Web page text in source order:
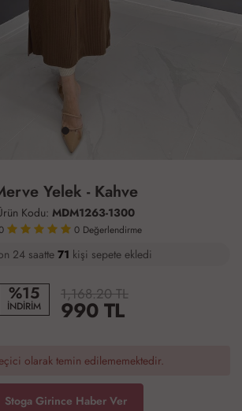
Yelek - Kahve
Kodu: MDM1263-1300
0 Değerlendirme
40
24 saatte71 kişi sepete ekledi
25
%15
İNDİRİM
1,168.20 TL
990TL
olarak temin edilememektedir.
Stoga Girince Haber Ver